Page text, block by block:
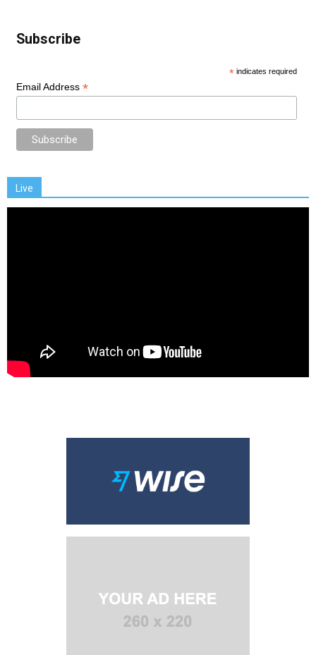
Subscribe
* indicates required
Email Address *
Live